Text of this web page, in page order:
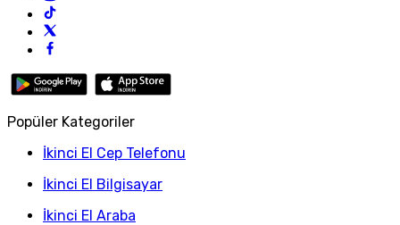
Popüler Kategoriler
İkinci El Cep Telefonu
İkinci El Bilgisayar
İkinci El Araba